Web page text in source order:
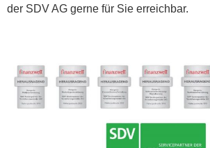
der SDV AG gerne für Sie erreichbar.